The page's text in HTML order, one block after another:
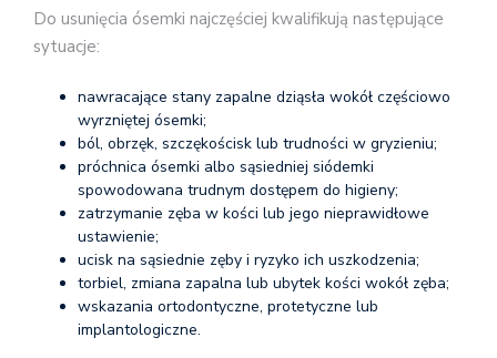
Do usunięcia ósemki najczęściej kwalifikują następujące
sytuacje:
nawracające stany zapalne dziąsła wokół częściowo
wyrzniętej ósemki;
ból, obrzęk, szczękościsk lub trudności w gryzieniu;
próchnica ósemki albo sąsiedniej siódemki
spowodowana trudnym dostępem do higieny;
zatrzymanie zęba w kości lub jego nieprawidłowe
ustawienie;
ucisk na sąsiednie zęby i ryzyko ich uszkodzenia;
torbiel, zmiana zapalna lub ubytek kości wokół zęba;
wskazania ortodontyczne, protetyczne lub
implantologiczne.